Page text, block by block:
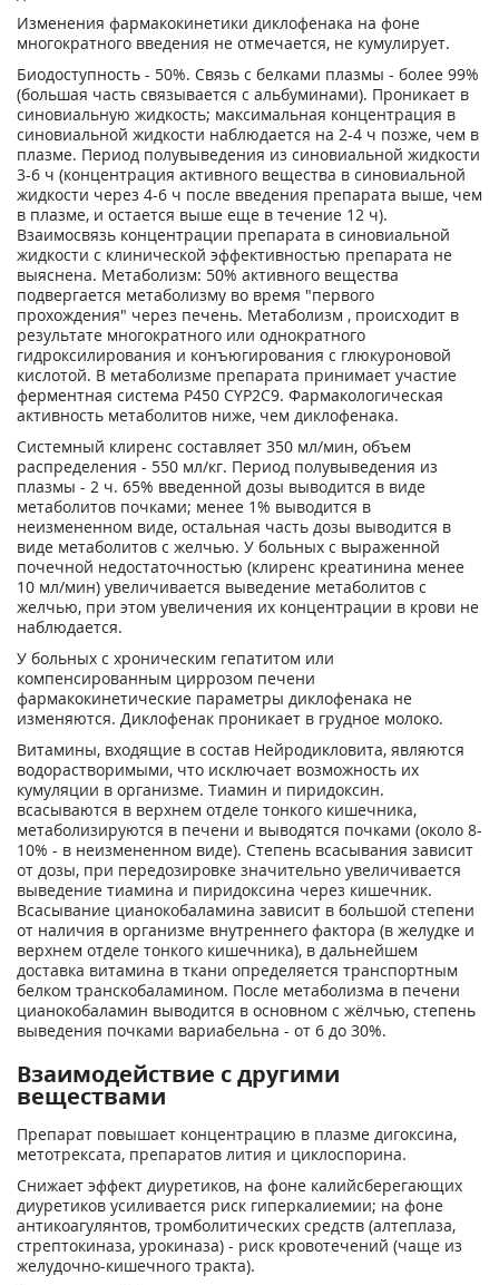
Изменения фармакокинетики диклофенака на фоне
многократного введения не отмечается, не кумулирует.
Биодоступность - 50%. Связь с белками плазмы - более 99%
(большая часть связывается с альбуминами). Проникает в
синовиальную жидкость; максимальная концентрация в
синовиальной жидкости наблюдается на 2-4 ч позже, чем в
плазме. Период полувыведения из синовиальной жидкости
3-6 ч (концентрация активного вещества в синовиальной
жидкости через 4-6 ч после введения препарата выше, чем
в плазме, и остается выше еще в течение 12 ч).
Взаимосвязь концентрации препарата в синовиальной
жидкости с клинической эффективностью препарата не
выяснена. Метаболизм: 50% активного вещества
подвергается метаболизму во время "первого
прохождения" через печень. Метаболизм , происходит в
результате многократного или однократного
гидроксилирования и конъюгирования с глюкуроновой
кислотой. В метаболизме препарата принимает участие
ферментная система Р450 CYP2C9. Фармакологическая
активность метаболитов ниже, чем диклофенака.
Системный клиренс составляет 350 мл/мин, объем
распределения - 550 мл/кг. Период полувыведения из
плазмы - 2 ч. 65% введенной дозы выводится в виде
метаболитов почками; менее 1% выводится в
неизмененном виде, остальная часть дозы выводится в
виде метаболитов с желчью. У больных с выраженной
почечной недостаточностью (клиренс креатинина менее
10 мл/мин) увеличивается выведение метаболитов с
желчью, при этом увеличения их концентрации в крови не
наблюдается.
У больных с хроническим гепатитом или
компенсированным циррозом печени
фармакокинетические параметры диклофенака не
изменяются. Диклофенак проникает в грудное молоко.
Витамины, входящие в состав Нейродикловита, являются
водорастворимыми, что исключает возможность их
кумуляции в организме. Тиамин и пиридоксин.
всасываются в верхнем отделе тонкого кишечника,
метаболизируются в печени и выводятся почками (около 8-
10% - в неизмененном виде). Степень всасывания зависит
от дозы, при передозировке значительно увеличивается
выведение тиамина и пиридоксина через кишечник.
Всасывание цианокобаламина зависит в большой степени
от наличия в организме внутреннего фактора (в желудке и
верхнем отделе тонкого кишечника), в дальнейшем
доставка витамина в ткани определяется транспортным
белком транскобаламином. После метаболизма в печени
цианокобаламин выводится в основном с жёлчью, степень
выведения почками вариабельна - от 6 до 30%.
Взаимодействие с другими
веществами
Препарат повышает концентрацию в плазме дигоксина,
метотрексата, препаратов лития и циклоспорина.
Снижает эффект диуретиков, на фоне калийсберегающих
диуретиков усиливается риск гиперкалиемии; на фоне
антикоагулянтов, тромболитических средств (алтеплаза,
стрептокиназа, урокиназа) - риск кровотечений (чаще из
желудочно-кишечного тракта).